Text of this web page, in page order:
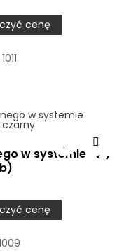
cenę
1011
w systemie "V",
cenę